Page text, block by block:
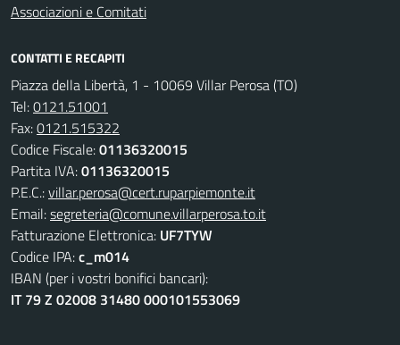
Associazioni e Comitati
CONTATTI E RECAPITI
Piazza della Libertà, 1 - 10069 Villar Perosa (TO)
Tel:0121.51001
Fax:0121.515322
Codice Fiscale:01136320015
Partita IVA:01136320015
P.E.C.:villar.perosa@cert.ruparpiemonte.it
Email:segreteria@comune.villarperosa.to.it
Fatturazione Elettronica: UF7TYW
Codice IPA:c_m014
IBAN (per i vostri bonifici bancari):
IT 79 Z 02008 31480 000101553069